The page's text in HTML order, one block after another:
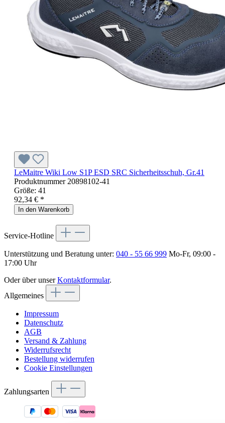
LeMaitre Wiki Low S1P ESD SRC Sicherheitsschuh, Gr.41
Produktnummer 20898102-41
Größe: 41
92,34 € *
In den Warenkorb
Service-Hotline
Unterstützung und Beratung unter: 040 - 55 66 999 Mo-Fr, 09:00 -
17:00 Uhr
Oder über unserKontaktformular.
Allgemeines
Impressum
Datenschutz
AGB
Versand & Zahlung
Widerrufsrecht
Bestellung widerrufen
Cookie Einstellungen
Zahlungsarten